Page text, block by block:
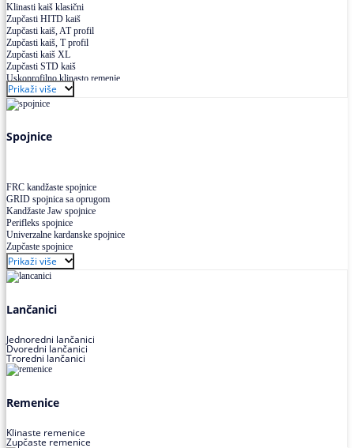
Klinasti kaiš klasični
Zupčasti HITD kaiš
Zupčasti kaiš, AT profil
Zupčasti kaiš, T profil
Zupčasti kaiš XL
Zupčasti STD kaiš
Uskoprofilno klinasto remenje
Uskoprofilno klinasto remenje spojeno
Uskoprofilno klinasto remenje XP extra power
Višekanalno remenje PJ,PK
Prikaži više
Spojnice
FRC kandžaste spojnice
GRID spojnica sa oprugom
Kandžaste Jaw spojnice
Perifleks spojnice
Univerzalne kardanske spojnice
Zupčaste spojnice
Prikaži više
Lančanici
Jednoredni lančanici
Dvoredni lančanici
Troredni lančanici
Remenice
Klinaste remenice
Zupčaste remenice